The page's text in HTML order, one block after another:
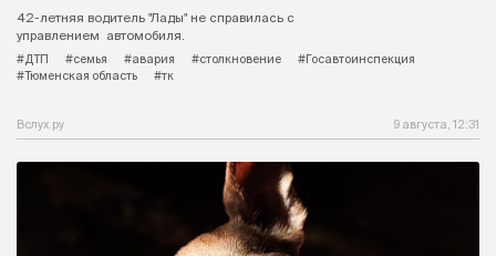
42-летняя водитель "Лады" не справилась с
управлением автомобиля.
#ДТП
#семья #авария #столкновение
#Госавтоинспекция
#Тюменская область
#тк
Вслух.ру 9 августа, 12:31